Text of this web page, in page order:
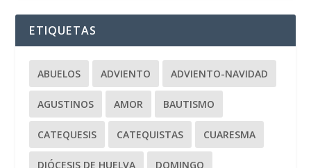
ETIQUETAS
ABUELOS ADVIENTO ADVIENTO-NAVIDAD
AGUSTINOS AMOR BAUTISMO
CATEQUESIS CATEQUISTAS CUARESMA
DIÓCESIS DE HUELVA DOMINGO